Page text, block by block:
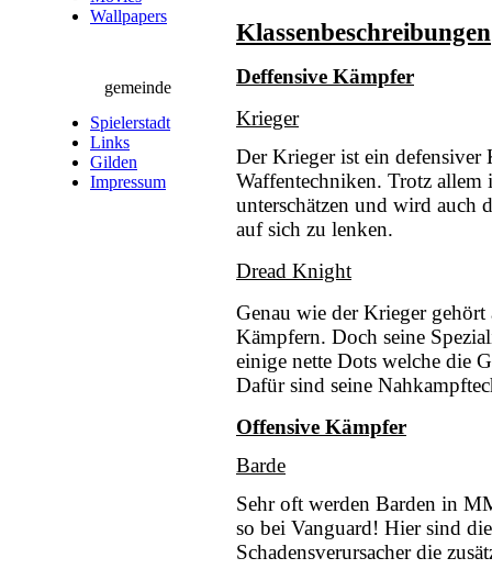
Wallpapers
gemeinde
Spielerstadt
Links
Gilden
Impressum
Klassenbeschreibungen
Deffensive Kämpfer
Krieger
Der Krieger ist ein
Waffentechniken. Trotz allem
unterschätzen und wird auch
auf sich zu lenken.
Dread Knight
Genau wie der Krieger
Kämpfern. Doch seine
einige nette Dots welche die
Dafür sind seine
Offensive Kämpfer
Barde
Sehr oft werden Barden in
so bei Vanguard! Hier sind
Schadensverursacher die